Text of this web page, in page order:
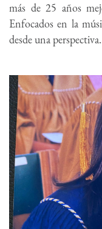
más de 25 años
Enfocados en la
desde una